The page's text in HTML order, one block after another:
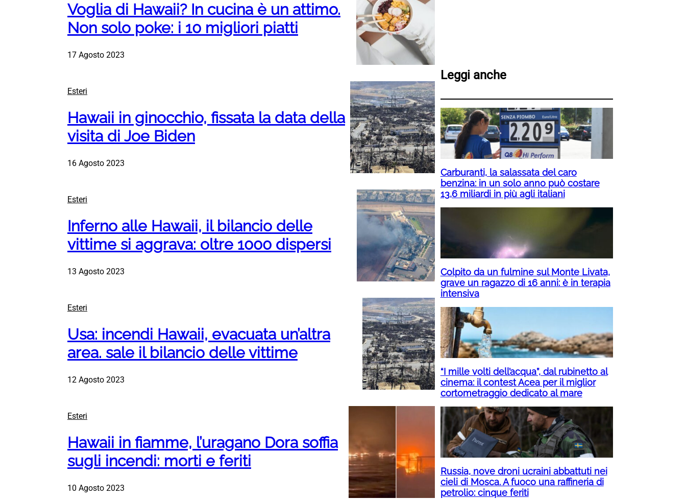
Voglia di Hawaii? In cucina è un attimo.
Non solo poke: i 10 migliori piatti
17 Agosto 2023
Esteri
Hawaii in ginocchio, fissata la data della
visita di Joe Biden
16 Agosto 2023
Esteri
Inferno alle Hawaii, il bilancio delle
vittime si aggrava: oltre 1000 dispersi
13 Agosto 2023
Esteri
Usa: incendi Hawaii, evacuata un’altra
area. sale il bilancio delle vittime
12 Agosto 2023
Esteri
Hawaii in fiamme, l’uragano Dora soffia
sugli incendi: morti e feriti
10 Agosto 2023
Leggi anche
Carburanti, la salassata del caro
benzina: in un solo anno può costare
13,6 miliardi in più agli italiani
Colpito da un fulmine sul Monte Livata,
grave un ragazzo di 16 anni: è in terapia
intensiva
“I mille volti dell’acqua”, dal rubinetto al
cinema: il contest Acea per il miglior
cortometraggio dedicato al mare
Russia, nove droni ucraini abbattuti nei
cieli di Mosca. A fuoco una raffineria di
petrolio: cinque feriti